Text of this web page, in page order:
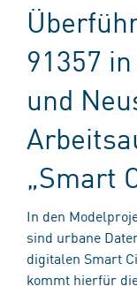
91357
und
„Smart
In den
sind urbane
digitalen Smart
kommt hierfür